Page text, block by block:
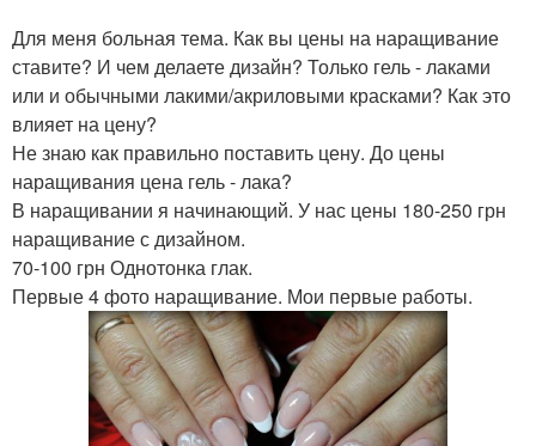
Для меня больная тема. Как вы цены на наращивание
ставите? И чем делаете дизайн? Только гель - лаками
или и обычными лакими/акриловыми красками? Как это
влияет на цену?
Не знаю как правильно поставить цену. До цены
наращивания цена гель - лака?
В наращивании я начинающий. У нас цены 180-250 грн
наращивание с дизайном.
70-100 грн Однотонка глак.
Первые 4 фото наращивание. Мои первые работы.